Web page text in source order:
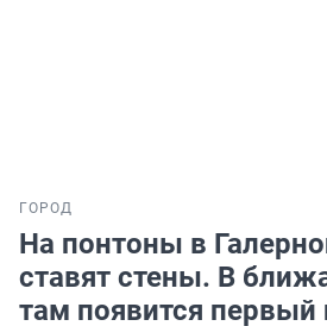
ГОРОД
На понтоны в
ставят стены. В
там появится первый